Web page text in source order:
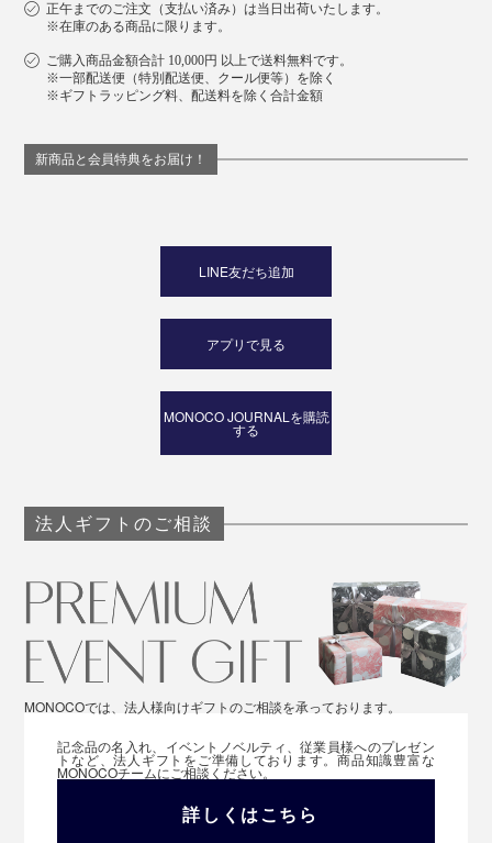
正午までのご注文（支払い済み）は当日出荷いたします。
※在庫のある商品に限ります。
ご購入商品金額合計 10,000円 以上で送料無料です。
※一部配送便（特別配送便、クール便等）を除く
※ギフトラッピング料、配送料を除く合計金額
新商品と会員特典をお届け！
LINE友だち追加
アプリで見る
MONOCO JOURNALを購読
する
法人ギフトのご相談
MONOCOでは、法人様向けギフトのご相談を承っております。
記念品の名入れ、イベントノベルティ、従業員様へのプレゼン
トなど、法人ギフトをご準備しております。商品知識豊富な
MONOCOチームにご相談ください。
詳しくはこちら